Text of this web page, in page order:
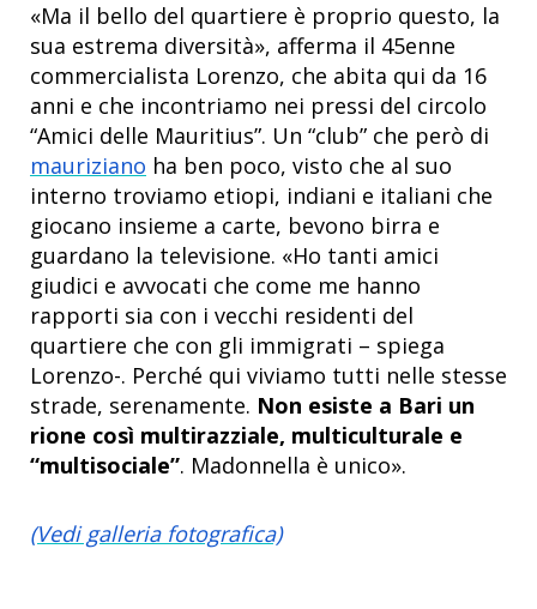
«Ma il bello del quartiere è proprio questo, la
sua estrema diversità», afferma il 45enne
commercialista Lorenzo, che abita qui da 16
anni e che incontriamo nei pressi del circolo
“Amici delle Mauritius”. Un “club” che però di
mauriziano ha ben poco, visto che al suo
interno troviamo etiopi, indiani e italiani che
giocano insieme a carte, bevono birra e
guardano la televisione. «Ho tanti amici
giudici e avvocati che come me hanno
rapporti sia con i vecchi residenti del
quartiere che con gli immigrati – spiega
Lorenzo-. Perché qui viviamo tutti nelle stesse
strade, serenamente. Non esiste a Bari un
rione così multirazziale, multiculturale e
“multisociale”. Madonnella è unico».
(Vedi galleria fotografica)